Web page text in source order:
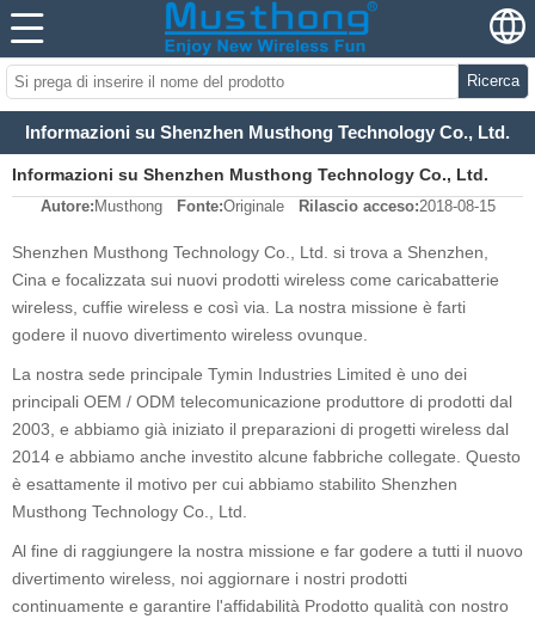
Ricerca
Informazioni su Shenzhen Musthong Technology Co., Ltd.
Informazioni su Shenzhen Musthong Technology Co., Ltd.
Autore: Musthong Fonte:Originale Rilascio acceso:2018-08-15
Shenzhen Musthong Technology Co., Ltd. si trova a Shenzhen
Cina e focalizzata sui nuovi prodotti wireless come caricabatterie
wireless, cuffie wireless e così via. La nostra missione è farti
godere il nuovo divertimento wireless ovunque.
La nostra sede principale Tymin Industries Limited è uno dei
principali OEM / ODM telecomunicazione produttore di prodotti dal
2003, e abbiamo già iniziato il preparazioni di progetti wireless dal
2014 e abbiamo anche investito alcune fabbriche collegate. Questo
è esattamente il motivo per cui abbiamo stabilito Shenzhen
Musthong Technology Co., Ltd.
Al fine di raggiungere la nostra missione e far godere a tutti il ​​nuovo
divertimento wireless, noi aggiornare i nostri prodotti
continuamente e garantire l'affidabilità Prodotto qualità con nostro